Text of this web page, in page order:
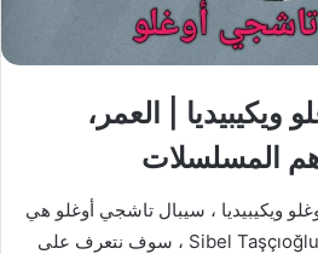
ويكيبيديا | العمر،
المسلسلات
ويكيبيديا ، سيبال تاشجي أوغلو هي
ممثلة تركية اسمها بالتركي Sibel Taşçıoğlu ، سوف نتعرف على